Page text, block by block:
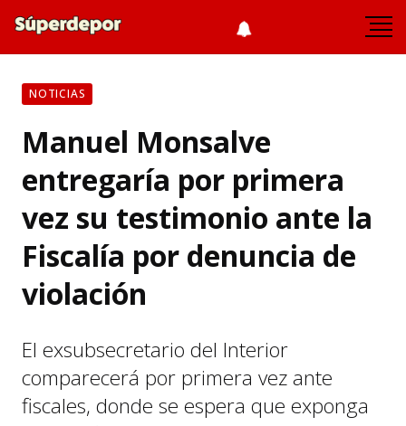
NOTICIAS
Manuel Monsalve
entregaría por primera
vez su testimonio ante la
Fiscalía por denuncia de
violación
El exsubsecretario del Interior
comparecerá por primera vez ante
fiscales, donde se espera que exponga